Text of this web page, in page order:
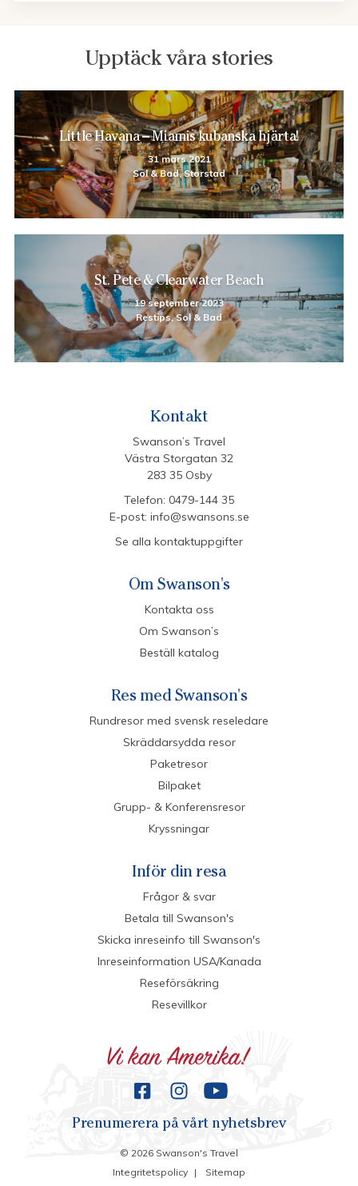
Upptäck våra stories
Little Havana – Miamis kubanska hjärta!
31 mars 2021
Sol & Bad, Storstad
St. Pete & Clearwater Beach
19 september 2023
Restips, Sol & Bad
Kontakt
Swanson’s Travel
Västra Storgatan 32
283 35 Osby
Telefon: 0479-144 35
E-post: info@swansons.se
Se alla kontaktuppgifter
Om Swanson's
Kontakta oss
Om Swanson’s
Beställ katalog
Res med Swanson's
Rundresor med svensk reseledare
Skräddarsydda resor
Paketresor
Bilpaket
Grupp- & Konferensresor
Kryssningar
Inför din resa
Frågor & svar
Betala till Swanson's
Skicka inreseinfo till Swanson's
Inreseinformation USA/Kanada
Reseförsäkring
Resevillkor
Prenumerera på vårt nyhetsbrev
© 2026 Swanson's Travel
Integritetspolicy | Sitemap